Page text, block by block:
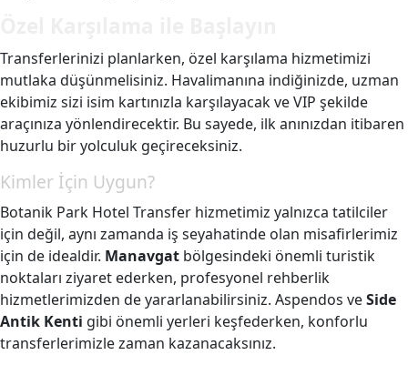
Transferlerinizi planlarken, özel karşılama hizmetimizi
mutlaka düşünmelisiniz. Havalimanına indiğinizde, uzman
ekibimiz sizi isim kartınızla karşılayacak ve VIP şekilde
araçınıza yönlendirecektir. Bu sayede, ilk anınızdan itibaren
huzurlu bir yolculuk geçireceksiniz.
Kimler İçin Uygun?
Botanik Park Hotel Transfer hizmetimiz yalnızca tatilciler
için değil, aynı zamanda iş seyahatinde olan misafirlerimiz
için de idealdir. Manavgat bölgesindeki önemli turistik
noktaları ziyaret ederken, profesyonel rehberlik
hizmetlerimizden de yararlanabilirsiniz. Aspendos veSide
Antik Kenti gibi önemli yerleri keşfederken, konforlu
transferlerimizle zaman kazanacaksınız.